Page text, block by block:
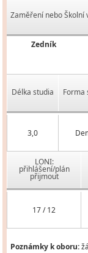
Zaměření nebo Školní
Zedník
Délka studia Forma
3,0
LONI:
přihlášení/plán
přijmout
17 / 12
Poznámky k oboru: